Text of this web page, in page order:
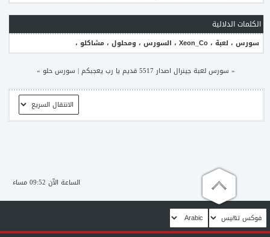
الكلمات الدلالية
سورس ، لعبة ،Xeon_Co ، السورس ، ومحلول ،مشاكلو ،
« سورس لعبة جينرال اصدار 5517 قديم يا رب يعجبكم | سورس حلو»
الساعة الآن 09:52 مساء